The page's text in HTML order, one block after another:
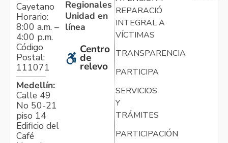
Cayetano
Horario:
8:00 a.m. –
4:00 p.m.
Código
Postal:
111071
Medellín:
Calle 49
No 50-21
piso 14
Edificio del
Café
Regionales
Unidad en
línea
Centro
de
relevo
REPARACIÓN
INTEGRAL A
VÍCTIMAS
TRANSPARENCIA
PARTICIPA
SERVICIOS
Y
TRÁMITES
PARTICIPACIÓN